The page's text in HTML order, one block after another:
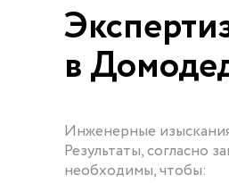
в
Инженерные
Результаты, согласно
необходимы, чтобы: